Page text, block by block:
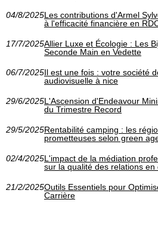
04/8/2025Les contributions d'Armel
à l'efficacité financière en
17/7/2025Allier Luxe et Écologie : Les
Seconde Main en Vedette
06/7/2025Il est une fois : votre société
audiovisuelle à nice
29/6/2025L'Ascension d'Endeavour
du Trimestre Record
29/5/2025Rentabilité camping : les
prometteuses selon green
02/4/2025L'impact de la médiation
sur la qualité des relations en
21/2/2025Outils Essentiels pour
Carrière